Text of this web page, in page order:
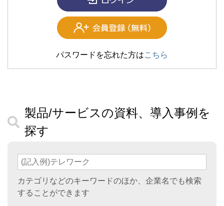
パスワードを忘れた方はこちら
製品/サービスの資料、導入事例を
探す
カテゴリなどのキーワードのほか、企業名でも検索
することができます